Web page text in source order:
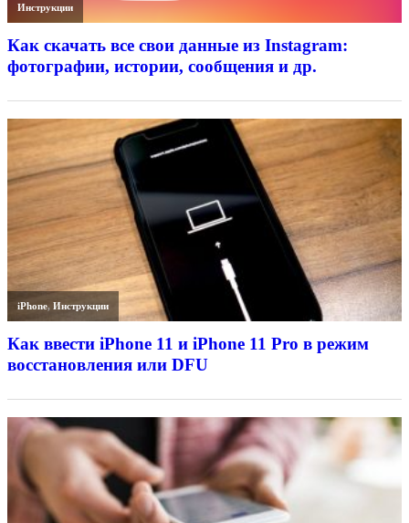
Инструкции
Как скачать все свои данные из Instagram:
фотографии, истории, сообщения и др.
iPhone,Инструкции
Как ввести iPhone 11 и iPhone 11 Pro в режим
восстановления или DFU